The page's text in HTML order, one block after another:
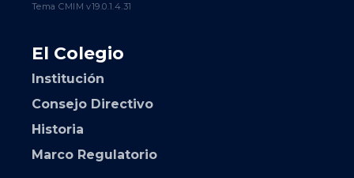
Tema CMIM v19.0.1.4.31
El Colegio
Institución
Consejo Directivo
Historia
Marco Regulatorio